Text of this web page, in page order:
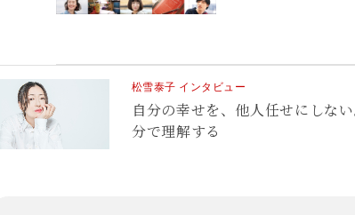
松雪泰子 インタビュー
自分の幸せを、他人任せにしな
分で理解する